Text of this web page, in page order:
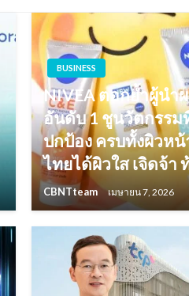
BUSINESS
NIVEA ตอกย้ำผู้น
อันดับ 1 ชูนวัตกรรม
ปกป้อง ครบทั้งผิวห
ไทยได้ผิวใส เจิดจ้า
CBNTteam เมษายน 7, 2026